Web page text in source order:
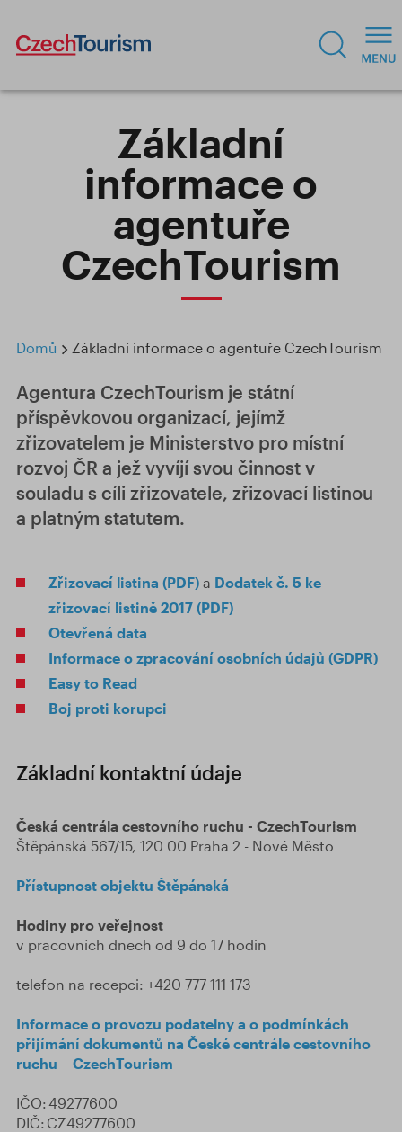
Základní
informace o
agentuře
CzechTourism
Domů Základní informace o agentuře CzechTourism
Agentura CzechTourism je státní
příspěvkovou organizací, jejímž
zřizovatelem je Ministerstvo pro místní
rozvoj ČR a jež vyvíjí svou činnost v
souladu s cíli zřizovatele, zřizovací listinou
a platným statutem.
Zřizovací listina (PDF) a Dodatek č. 5 ke
zřizovací listině 2017 (PDF)
Otevřená data
Informace o zpracování osobních údajů (GDPR)
Easy to Read
Boj proti korupci
Základní kontaktní údaje
Česká centrála cestovního ruchu - CzechTourism
Štěpánská 567/15, 120 00 Praha 2 - Nové Město
Přístupnost objektu Štěpánská
Hodiny pro veřejnost
v pracovních dnech od 9 do 17 hodin
telefon na recepci: +420 777 111 173
Informace o provozu podatelny a o podmínkách
přijímání dokumentů na České centrále cestovního
ruchu – CzechTourism
IČO: 49277600
DIČ: CZ49277600